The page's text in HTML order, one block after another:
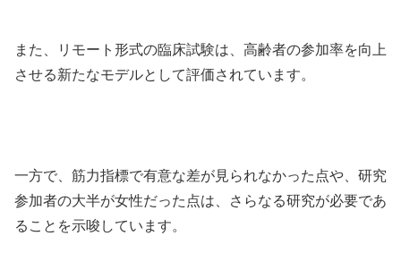
また、リモート形式の臨床試験は、高齢者の参加率を向上
させる新たなモデルとして評価されています。
一方で、筋力指標で有意な差が見られなかった点や、研究
参加者の大半が女性だった点は、さらなる研究が必要であ
ることを示唆しています。